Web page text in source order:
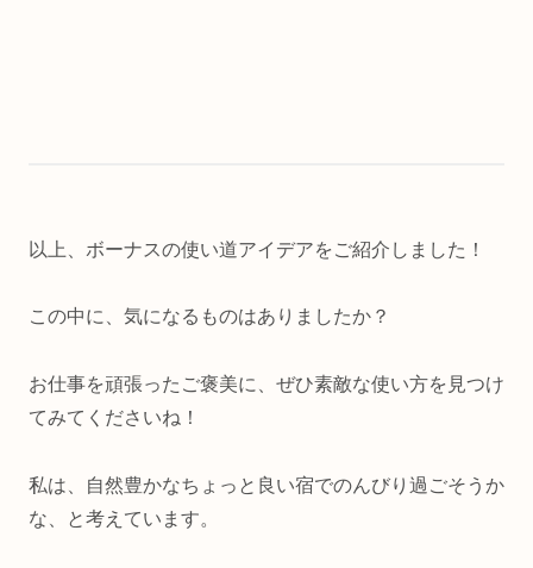
以上、ボーナスの使い道アイデアをご紹介しました！
この中に、気になるものはありましたか？
お仕事を頑張ったご褒美に、ぜひ素敵な使い方を見つけ
てみてくださいね！
私は、自然豊かなちょっと良い宿でのんびり過ごそうか
な、と考えています。